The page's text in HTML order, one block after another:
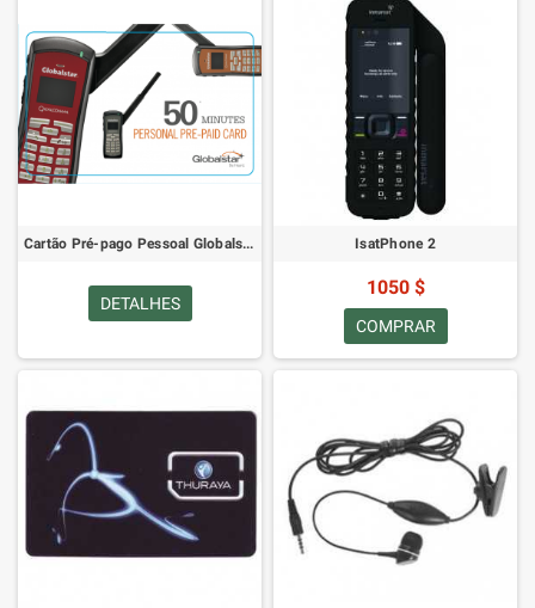
Cartão Pré-pago Pessoal Globalstar 50
DETALHES
IsatPhone 2
1050 $
COMPRAR